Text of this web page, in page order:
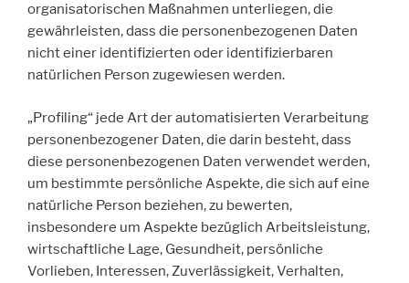
organisatorischen Maßnahmen unterliegen, die
gewährleisten, dass die personenbezogenen Daten
nicht einer identifizierten oder identifizierbaren
natürlichen Person zugewiesen werden.
„Profiling“ jede Art der automatisierten Verarbeitung
personenbezogener Daten, die darin besteht, dass
diese personenbezogenen Daten verwendet werden,
um bestimmte persönliche Aspekte, die sich auf eine
natürliche Person beziehen, zu bewerten,
insbesondere um Aspekte bezüglich Arbeitsleistung,
wirtschaftliche Lage, Gesundheit, persönliche
Vorlieben, Interessen, Zuverlässigkeit, Verhalten,